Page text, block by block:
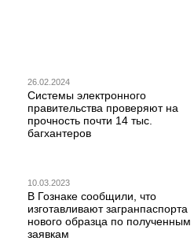
26.02.2024
Системы электронного
правительства проверяют на
прочность почти 14 тыс.
багхантеров
10.03.2023
В Гознаке сообщили, что
изготавливают загранпаспорта
нового образца по полученным
заявкам